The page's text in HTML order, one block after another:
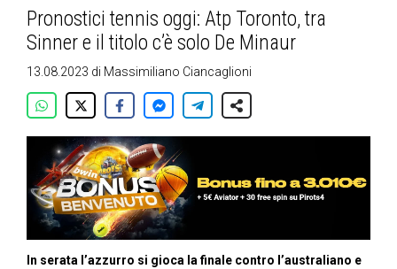
Pronostici tennis oggi: Atp Toronto, tra
Sinner e il titolo c’è solo De Minaur
13.08.2023 di Massimiliano Ciancaglioni
In serata l’azzurro si gioca la finale contro l’australiano e